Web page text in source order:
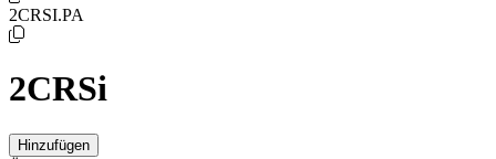
2CRSI.PA
2CRSi
Hinzufügen